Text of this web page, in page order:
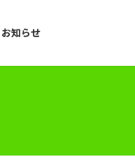
お知らせ